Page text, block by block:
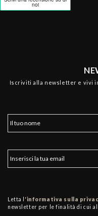
Iscriviti alla newsletter e vivi
Letta l'informativa sulla
newsletter per le finalità di cui al